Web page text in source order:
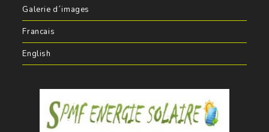
Galerie d´images
Francais
English